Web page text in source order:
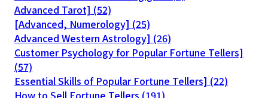
Advanced Tarot] (52)
[Advanced, Numerology] (25)
Advanced Western Astrology] (26)
Customer Psychology for Popular Fortune Tellers]
(57)
Essential Skills of Popular Fortune Tellers] (22)
How to Sell Fortune Tellers (191)